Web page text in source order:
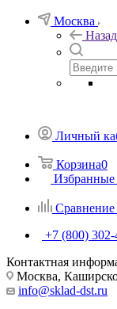
Москва
Назад
Личный
Корзина0
Избранные
Сравнение
+7 (800)
Контактная
Москва,
info@sklad-dst.ru